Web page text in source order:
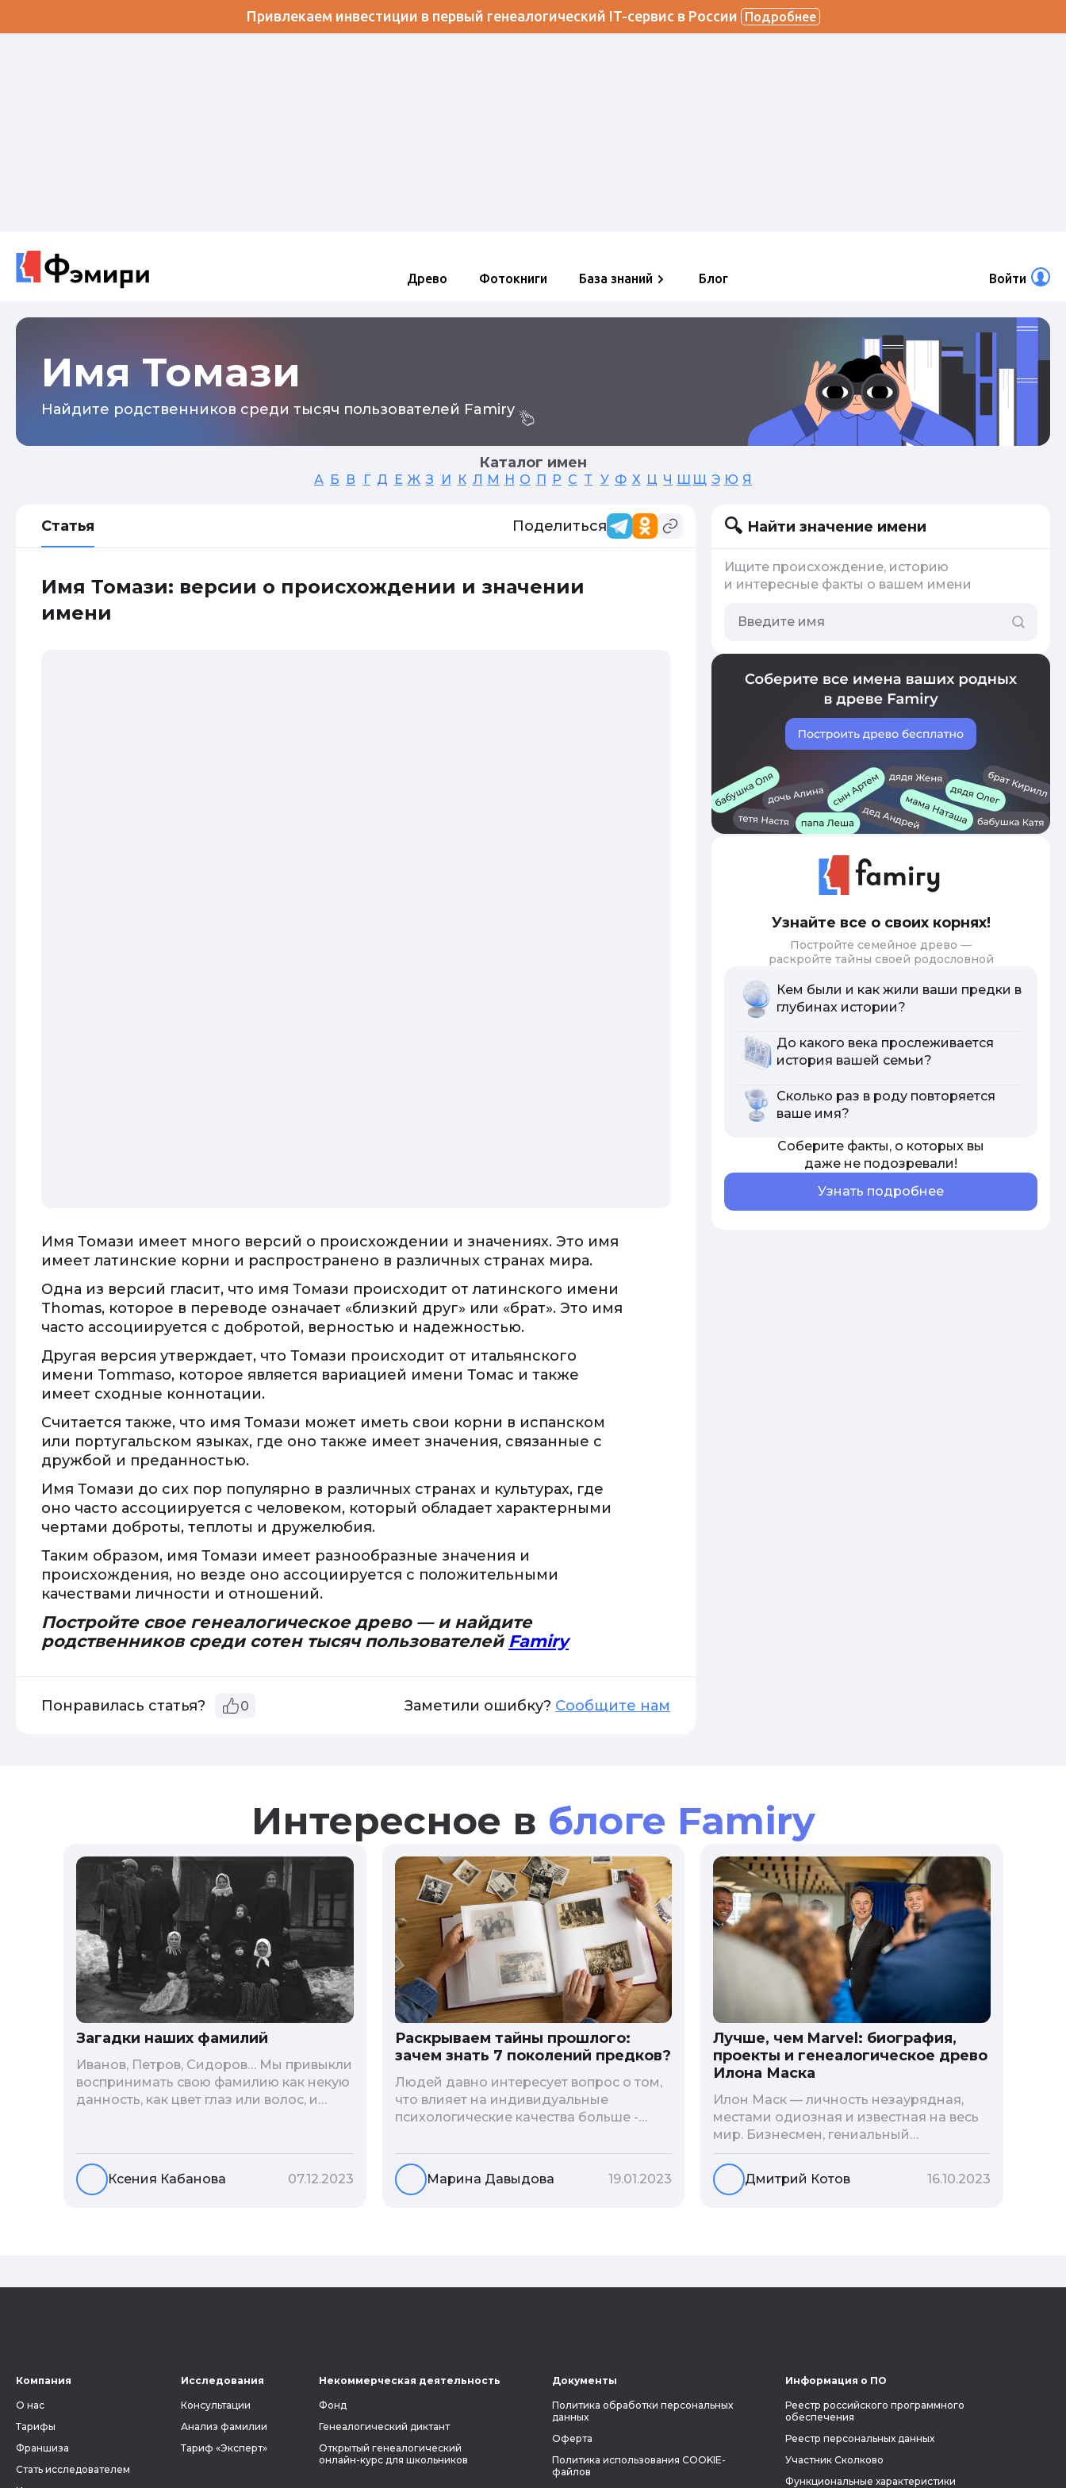
Привлекаем инвестиции в первый генеалогический IT-сервис в России Подробнее
Древо Фотокниги База знаний Блог Войти
Имя Томази
Найдите родственников среди тысяч пользователей Famiry
Каталог имен
А Б В Г Д Е Ж З И К Л М Н О П Р С Т У Ф Х Ц Ч Ш Щ Э Ю Я
Статья Поделиться
Имя Томази: версии о происхождении и значении
имени
Имя Томази имеет много версий о происхождении и значениях. Это имя
имеет латинские корни и распространено в различных странах мира.
Одна из версий гласит, что имя Томази происходит от латинского имени
Thomas, которое в переводе означает «близкий друг» или «брат». Это имя
часто ассоциируется с добротой, верностью и надежностью.
Другая версия утверждает, что Томази происходит от итальянского
имени Tommaso, которое является вариацией имени Томас и также
имеет сходные коннотации.
Считается также, что имя Томази может иметь свои корни в испанском
или португальском языках, где оно также имеет значения, связанные с
дружбой и преданностью.
Имя Томази до сих пор популярно в различных странах и культурах, где
оно часто ассоциируется с человеком, который обладает характерными
чертами доброты, теплоты и дружелюбия.
Таким образом, имя Томази имеет разнообразные значения и
происхождения, но везде оно ассоциируется с положительными
качествами личности и отношений.
Постройте свое генеалогическое древо — и найдите
родственников среди сотен тысяч пользователей Famiry
Понравилась статья? 0 Заметили ошибку? Сообщите нам
Найти значение имени
Ищите происхождение, историю
и интересные факты о вашем имени
Узнайте все о своих корнях!
Постройте семейное древо —
раскройте тайны своей родословной
Кем были и как жили ваши предки в
глубинах истории?
До какого века прослеживается
история вашей семьи?
Сколько раз в роду повторяется
ваше имя?
Соберите факты, о которых вы
даже не подозревали!
Узнать подробнее
Интересное в блоге Famiry
Загадки наших фамилий
Иванов, Петров, Сидоров… Мы привыкли
воспринимать свою фамилию как некую
данность, как цвет глаз или волос, и
неблагозвучной или, наоборот,
«дворянской» фамилией, и какие
секреты она может раскрыть о судьбе
Ксения Кабанова 07.12.2023
Раскрываем тайны прошлого:
зачем знать 7 поколений предков?
Людей давно интересует вопрос о том,
что влияет на индивидуальные
психологические качества больше -
человека. В астрологической практике
существует понятие геноскоп - влияние
семи поколений предков на судьбу
Марина Давыдова 19.01.2023
Лучше, чем Marvel: биография,
проекты и генеалогическое древо
Илона Маска
Илон Маск — личность незаурядная,
местами одиозная и известная на весь
мир. Бизнесмен, гениальный
изобретатель и миллиардер, живой
прообраз экранного Железного
человека — настоящий супергерой в
поделиться с читателями блога фактами
Дмитрий Котов 16.10.2023
Компания
О нас
Тарифы
Франшиза
Стать исследователем
Исследования
Консультации
Анализ фамилии
Тариф «Эксперт»
Некоммерческая деятельность
Фонд
Генеалогический диктант
Открытый генеалогический
онлайн-курс для школьников
Документы
Политика обработки персональных
данных
Оферта
Политика использования COOKIE-
файлов
Информация о ПО
Реестр российского программного
обеспечения
Реестр персональных данных
Участник Сколково
Функциональные характеристики